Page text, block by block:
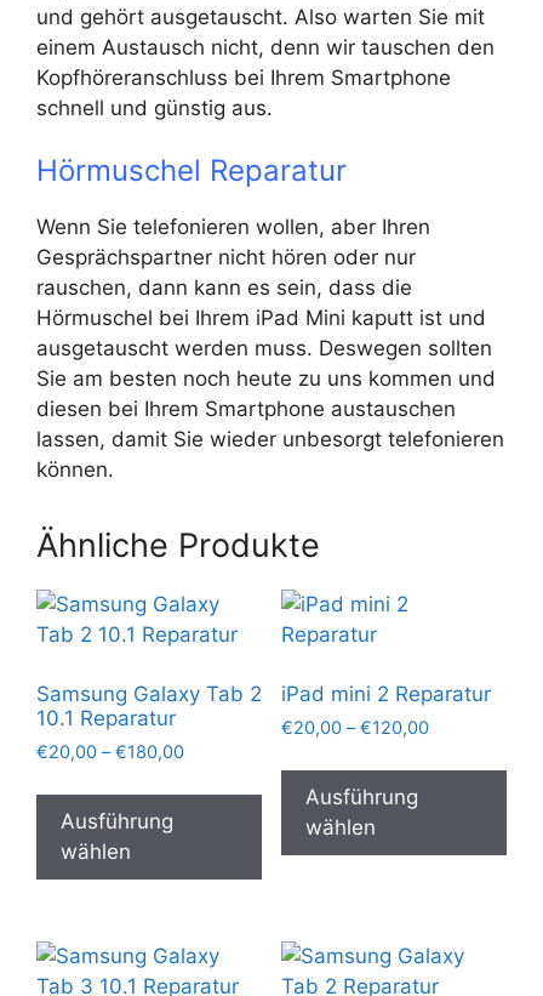
und gehört ausgetauscht. Also warten Sie mit
einem Austausch nicht, denn wir tauschen den
Kopfhöreranschluss bei Ihrem Smartphone
schnell und günstig aus.
Hörmuschel Reparatur
Wenn Sie telefonieren wollen, aber Ihren
Gesprächspartner nicht hören oder nur
rauschen, dann kann es sein, dass die
Hörmuschel bei Ihrem iPad Mini kaputt ist und
ausgetauscht werden muss. Deswegen sollten
Sie am besten noch heute zu uns kommen und
diesen bei Ihrem Smartphone austauschen
lassen, damit Sie wieder unbesorgt telefonieren
können.
Ähnliche Produkte
Samsung Galaxy Tab 2
10.1 Reparatur
€20,00 –€180,00Preisspanne:
bis
Ausführung
wählen
Dieses
Produkt
mehrere
auf.
iPad mini 2 Reparatur
€20,00 –€120,00Preisspanne:
bis
Ausführung
wählen